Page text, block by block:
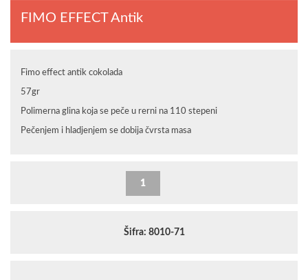
FIMO EFFECT Antik
Fimo effect antik cokolada
57gr
Polimerna glina koja se peče u rerni na 110 stepeni
Pečenjem i hladjenjem se dobija čvrsta masa
Šifra: 8010-71